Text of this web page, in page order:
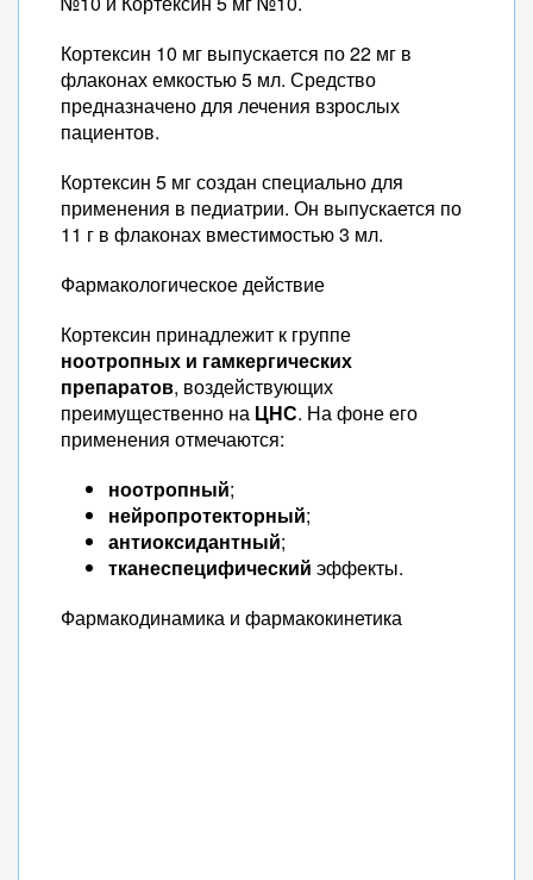
Кортексин 10 мг выпускается по 22 мг в
флаконах емкостью 5 мл. Средство
предназначено для лечения взрослых
пациентов.
Кортексин 5 мг создан специально для
применения в педиатрии. Он выпускается по
11 г в флаконах вместимостью 3 мл.
Фармакологическое действие
Кортексин принадлежит к группе
ноотропных и гамкергических
препаратов, воздействующих
преимущественно на ЦНС. На фоне его
применения отмечаются:
ноотропный;
нейропротекторный;
антиоксидантный;
тканеспецифический эффекты.
Фармакодинамика и фармакокинетика